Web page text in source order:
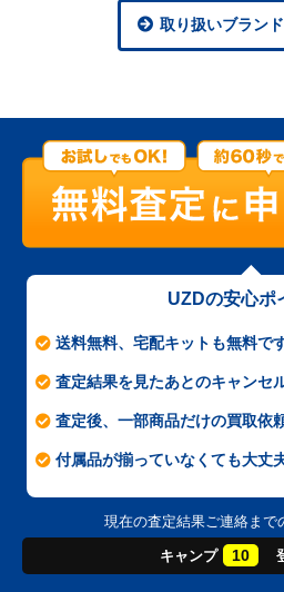
取り扱いブラン
UZDの安心ポ
送料無料、宅配キットも無料で
査定結果を見たあとのキャンセ
査定後、一部商品だけの買取依
付属品が揃っていなくても大丈
現在の査定結果ご連絡まで
キャンプ 10